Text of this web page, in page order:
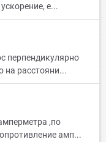
е...
перпендикулярно
на расстояни...
,по
амп...